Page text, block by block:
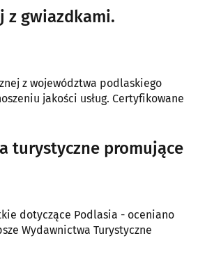
z gwiazdkami.
z województwa podlaskiego
jakości usług. Certyfikowane
turystyczne promujące
dotyczące Podlasia - oceniano
Wydawnictwa Turystyczne